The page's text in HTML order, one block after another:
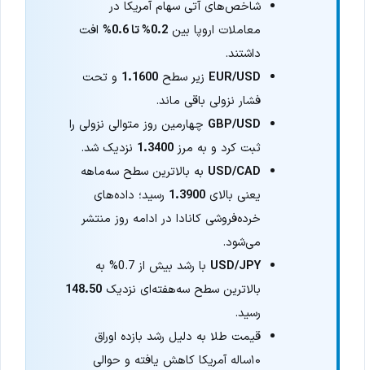
شاخص‌های آتی سهام آمریکا در
معاملات اروپا بین0.2% تا 0.6%
افت
داشتند.
EUR/USD زیر سطح1.1600 و تحت
فشار نزولی باقی ماند.
GBP/USD چهارمین روز متوالی نزولی را
ثبت کرد و به مرز1.3400 نزدیک شد.
USD/CAD به بالاترین سطح سه‌ماهه
یعنی بالای1.3900 رسید؛ داده‌های
خرده‌فروشی کانادا در ادامه روز منتشر
می‌شود.
USD/JPY
با رشد بیش از 0.7% به
بالاترین سطح سه‌هفته‌ای نزدیک148.50
رسید.
قیمت طلا به دلیل رشد بازده اوراق
۱۰ساله آمریکا کاهش یافته و حوالی